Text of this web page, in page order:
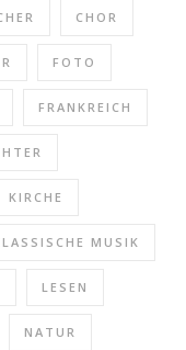
CHOR
FOTO
FRANKREICH
KIRCHE
MUSIK
LESEN
NATUR